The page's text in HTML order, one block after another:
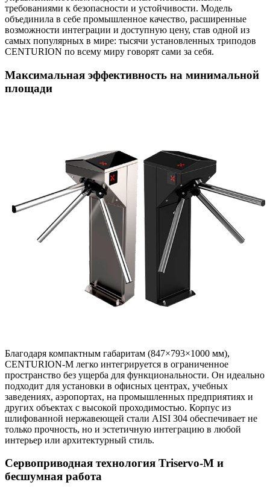
требованиями к безопасности и устойчивости. Модель
объединила в себе промышленное качество, расширенные
возможности интеграции и доступную цену, став одной из
самых популярных в мире: тысячи установленных триподов
CENTURION по всему миру говорят сами за себя.
Максимальная эффективность на минимальной
площади
Благодаря компактным габаритам (847×793×1000 мм),
CENTURION-M легко интегрируется в ограниченное
пространство без ущерба для функциональности. Он идеально
подходит для установки в офисных центрах, учебных
заведениях, аэропортах, на промышленных предприятиях и
других объектах с высокой проходимостью. Корпус из
шлифованной нержавеющей стали AISI 304 обеспечивает не
только прочность, но и эстетичную интеграцию в любой
интерьер или архитектурный стиль.
Сервоприводная технология Triservo-M и
бесшумная работа